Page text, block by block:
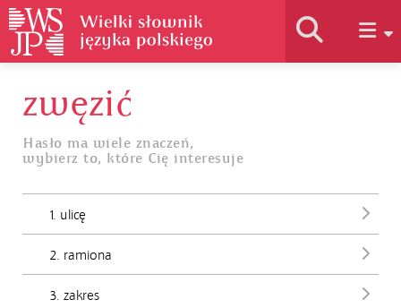
Jak korzystać
zwęzić
Hasło ma wiele znaczeń,
wybierz to, które Cię interesuje
1. ulicę
2. ramiona
3. zakres